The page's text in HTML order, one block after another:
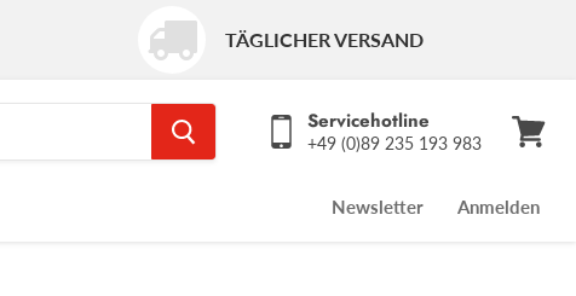
TÄGLICHER VERSAND
Servicehotline
+49 (0)89 235 193 983
Newsletter Anmelden